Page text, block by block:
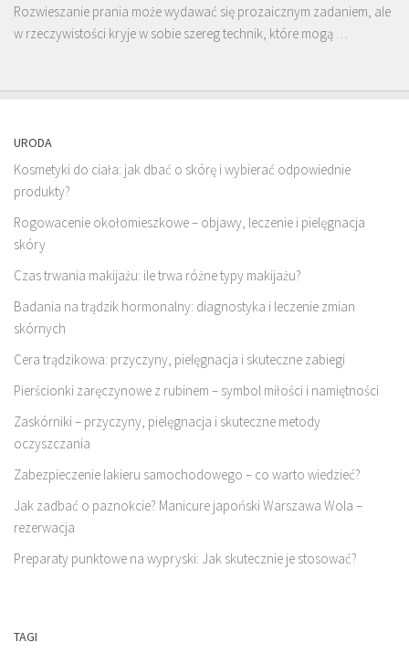
Rozwieszanie prania może wydawać się prozaicznym zadaniem, ale
w rzeczywistości kryje w sobie szereg technik, które mogą …
URODA
Kosmetyki do ciała: jak dbać o skórę i wybierać odpowiednie
produkty?
Rogowacenie okołomieszkowe – objawy, leczenie i pielęgnacja
skóry
Czas trwania makijażu: ile trwa różne typy makijażu?
Badania na trądzik hormonalny: diagnostyka i leczenie zmian
skórnych
Cera trądzikowa: przyczyny, pielęgnacja i skuteczne zabiegi
Pierścionki zaręczynowe z rubinem – symbol miłości i namiętności
Zaskórniki – przyczyny, pielęgnacja i skuteczne metody
oczyszczania
Zabezpieczenie lakieru samochodowego – co warto wiedzieć?
Jak zadbać o paznokcie? Manicure japoński Warszawa Wola –
rezerwacja
Preparaty punktowe na wypryski: Jak skutecznie je stosować?
TAGI